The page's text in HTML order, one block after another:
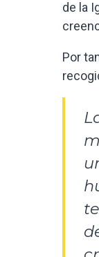
de la
Por